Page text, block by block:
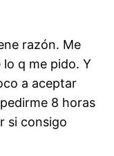
razón. Me
q me pido. Y
a aceptar
8 horas
si consigo